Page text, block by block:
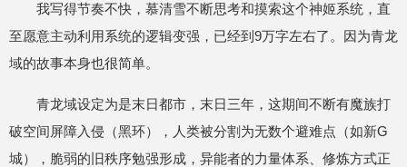
我写得节奏不快，慕清雪不断思考和摸索这个神姬系统，直
至愿意主动利用系统的逻辑变强，已经到9万字左右了。因为青龙
域的故事本身也很简单。
青龙域设定为是末日都市，末日三年，这期间不断有魔族打
破空间屏障入侵（黑环），人类被分割为无数个避难点（如新G
城），脆弱的旧秩序勉强形成，异能者的力量体系、修炼方式正